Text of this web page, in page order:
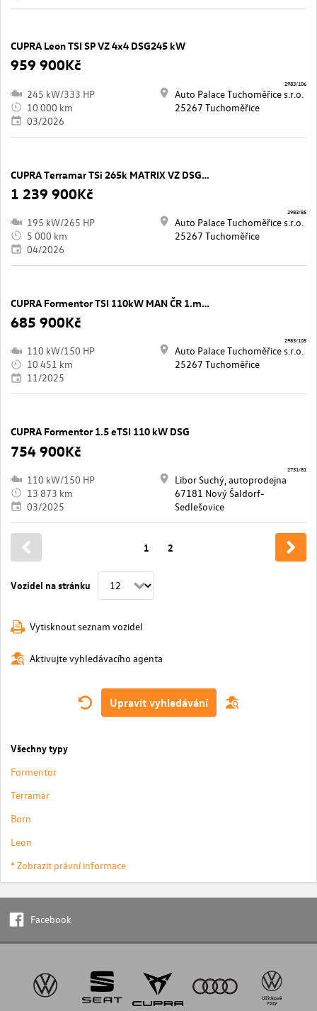
CUPRA Leon TSI SP VZ 4x4 DSG245 kW
959 900Kč
245 kW/333 HP
10 000 km
03/2026
Auto Palace Tuchoměřice s.r.o.
25267 Tuchoměřice
2983/106
CUPRA Terramar TSi 265k MATRIX VZ DSG195 kW
1 239 900Kč
195 kW/265 HP
5 000 km
04/2026
Auto Palace Tuchoměřice s.r.o.
25267 Tuchoměřice
2983/85
CUPRA Formentor TSI 110kW MAN ČR 1.majitel110 kW
685 900Kč
110 kW/150 HP
10 451 km
11/2025
Auto Palace Tuchoměřice s.r.o.
25267 Tuchoměřice
2983/105
CUPRA Formentor 1.5 eTSI 110 kW DSG
754 900Kč
110 kW/150 HP
13 873 km
03/2025
Libor Suchý, autoprodejna
67181 Nový Šaldorf-
Sedlešovice
2731/81
Vozidel na stránku
1 2
Vytisknout seznam vozidel
Aktivujte vyhledávacího agenta
Upravit vyhledávání
Všechny typy
Formentor
Terramar
Born
Leon
* Zobrazit právní informace
Facebook